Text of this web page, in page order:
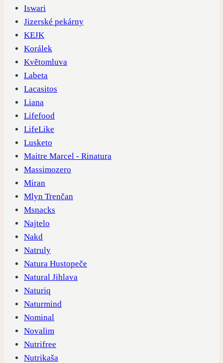
Iswari
Jizerské pekárny
KEJK
Korálek
Květomluva
Labeta
Lacasitos
Liana
Lifefood
LifeLike
Lusketo
Maitre Marcel - Rinatura
Massimozero
Miran
Mlyn Trenčan
Msnacks
Najtelo
Nakd
Natruly
Natura Hustopeče
Natural Jihlava
Naturiq
Naturmind
Nominal
Novalim
Nutrifree
Nutrikaša